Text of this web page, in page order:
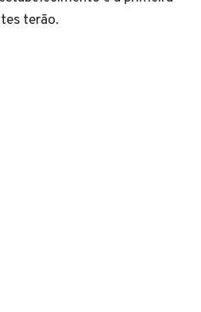
terão.